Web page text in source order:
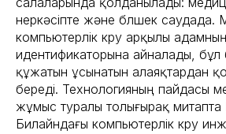
өнеркәсіпте және бөлшек саудада.
компьютерлік көру арқылы
идентификаторына айналады, бұл
құжатын ұсынатын алаяқтардан
береді. Технологияның пайдасы
жұмыс туралы толығырақ митапта
Билайндағы компьютерлік көру